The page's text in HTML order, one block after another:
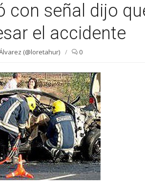
con señal dijo
el accidente
(@loretahur) / 0